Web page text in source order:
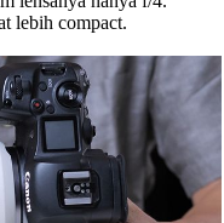
lebih compact.